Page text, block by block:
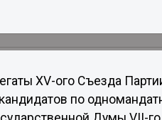
XV-ого Съезда
по